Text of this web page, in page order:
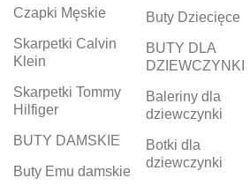
Czapki Męskie
Skarpetki Calvin
Klein
Skarpetki Tommy
Hilfiger
BUTY DAMSKIE
Buty Emu damskie
Buty Dziecięce
BUTY DLA
DZIEWCZYNKI
Baleriny dla
dziewczynki
Botki dla
dziewczynki